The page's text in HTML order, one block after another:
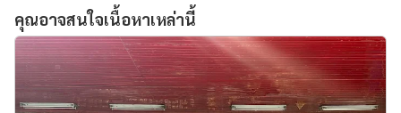
คุณอาจสนใจเนื้อหาเหล่านี้